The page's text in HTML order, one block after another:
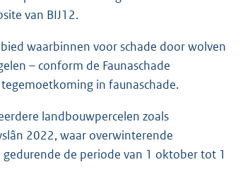
van BIJ12.
waarbinnen voor schade door wolven
– conform de Faunaschade
in faunaschade.
landbouwpercelen zoals
2022, waar overwinterende
de periode van 1 oktober tot 1